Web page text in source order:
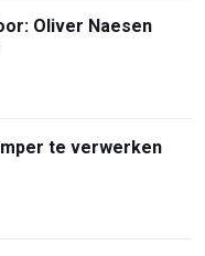
Oliver Naesen
te verwerken